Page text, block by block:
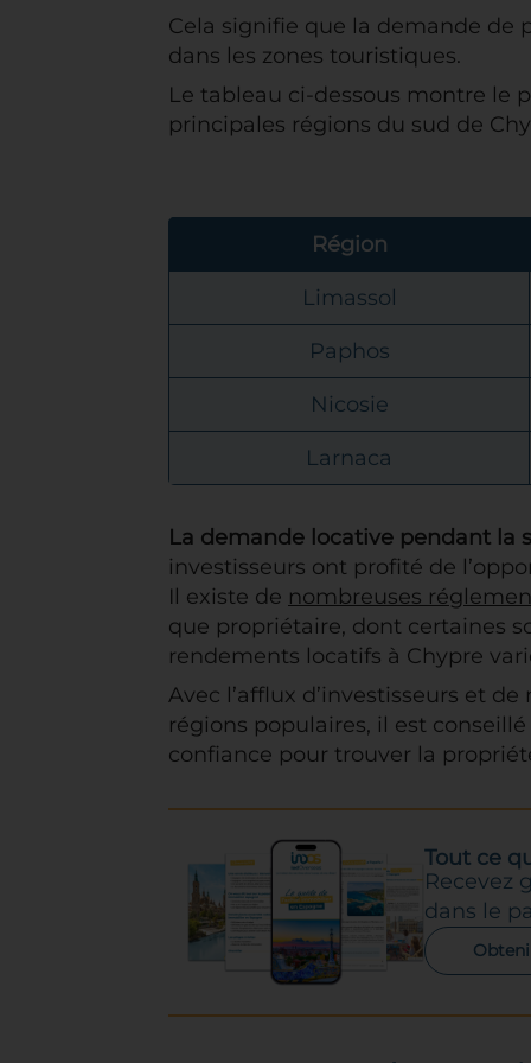
Cela signifie que la demande de
dans les zones touristiques.
Le tableau ci-dessous montre le
principales régions du sud de
Région
Limassol
Paphos
Nicosie
Larnaca
La demande locative pendant la
investisseurs ont profité de
Il existe de nombreuses
que propriétaire, dont certaines
rendements locatifs à Chypre
Avec l’afflux d’investisseurs et
régions populaires, il est
confiance pour trouver la
Tout ce
Recevez
dans le